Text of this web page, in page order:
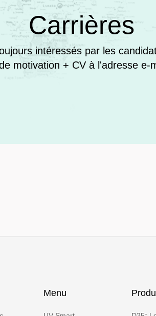
Carrières
intéressés par les
motivation + CV à l'adresse e-
Menu